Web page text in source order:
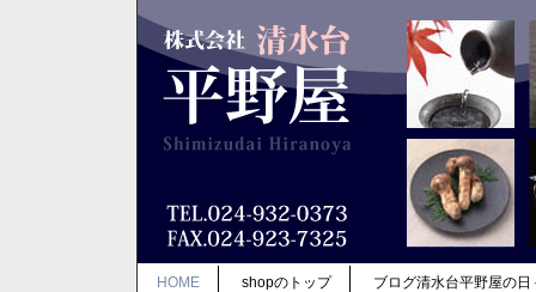
HOME shopのトップ ブログ清水台平野屋の日